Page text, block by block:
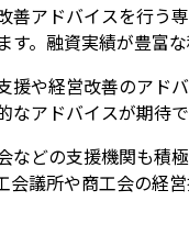
善アドバイスを行う
す。融資実績が豊富
援や経営改善のアド
なアドバイスが期待
などの支援機関も積
会議所や商工会の経